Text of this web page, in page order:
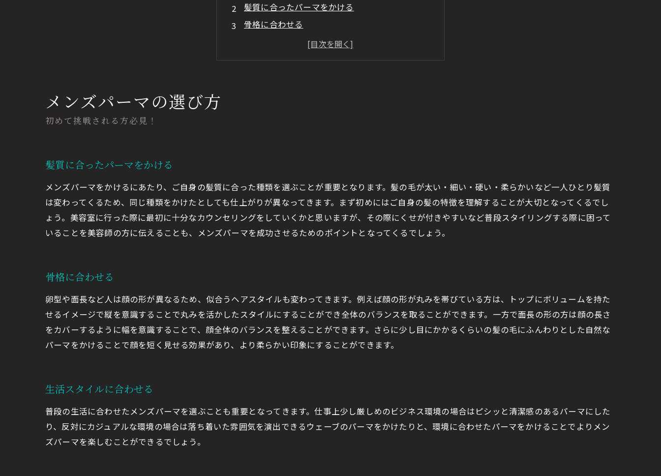
髪質に合ったパーマをかける
骨格に合わせる
生活スタイルに合わせる
今人気のメンズパーマとは？
メンズパーマの選び方
初めて挑戦される方必見！
髪質に合ったパーマをかける
メンズパーマをかけるにあたり、ご自身の髪質に合った種類を選ぶことが重要となります。髪の毛が太い・細い・硬い・柔らかいなど一人ひとり髪質
は変わってくるため、同じ種類をかけたとしても仕上がりが異なってきます。まず初めにはご自身の髪の特徴を理解することが大切となってくるでし
ょう。美容室に行った際に最初に十分なカウンセリングをしていくかと思いますが、その際にくせが付きやすいなど普段スタイリングする際に困って
いることを美容師の方に伝えることも、メンズパーマを成功させるためのポイントとなってくるでしょう。
骨格に合わせる
卵型や面長など人は顔の形が異なるため、似合うヘアスタイルも変わってきます。例えば顔の形が丸みを帯びている方は、トップにボリュームを持た
せるイメージで縦を意識することで丸みを活かしたスタイルにすることができ全体のバランスを取ることができます。一方で面長の形の方は顔の長さ
をカバーするように幅を意識することで、顔全体のバランスを整えることができます。さらに少し目にかかるくらいの髪の毛にふんわりとした自然な
パーマをかけることで顔を短く見せる効果があり、より柔らかい印象にすることができます。
生活スタイルに合わせる
普段の生活に合わせたメンズパーマを選ぶことも重要となってきます。仕事上少し厳しめのビジネス環境の場合はピシッと清潔感のあるパーマにした
り、反対にカジュアルな環境の場合は落ち着いた雰囲気を演出できるウェーブのパーマをかけたりと、環境に合わせたパーマをかけることでよりメン
ズパーマを楽しむことができるでしょう。